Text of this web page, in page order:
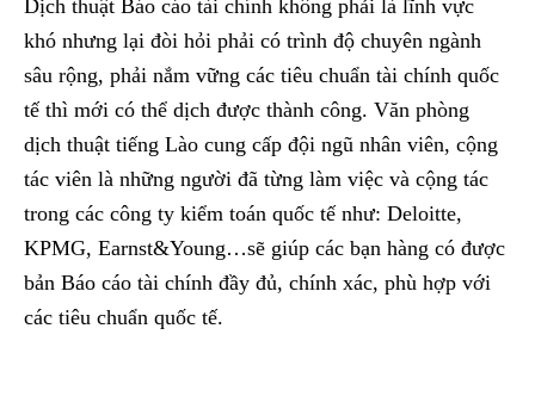
Dịch thuật Báo cáo tài chính không phải là lĩnh vực
khó nhưng lại đòi hỏi phải có trình độ chuyên ngành
sâu rộng, phải nắm vững các tiêu chuẩn tài chính quốc
tế thì mới có thể dịch được thành công. Văn phòng
dịch thuật tiếng Lào cung cấp đội ngũ nhân viên, cộng
tác viên là những người đã từng làm việc và cộng tác
trong các công ty kiểm toán quốc tế như: Deloitte,
KPMG, Earnst&Young…sẽ giúp các bạn hàng có được
bản Báo cáo tài chính đầy đủ, chính xác, phù hợp với
các tiêu chuẩn quốc tế.